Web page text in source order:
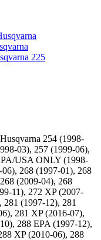
225
254 (1998-
03), 257 (1999-06),
USA ONLY (1998-
268 (1997-01), 268
(2009-04), 268
11), 272 XP (2007-
(1997-12), 281
281 XP (2016-07),
288 EPA (1997-12),
XP (2010-06), 288